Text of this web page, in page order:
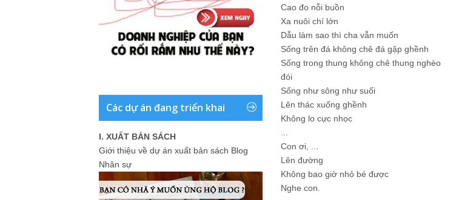
Các dự án đang triển khai
I. XUẤT BẢN SÁCH
Giới thiệu về dự án xuất bản sách Blog
Nhân sự
Cao đo nỗi buồn
Xa nuôi chí lớn
Dẫu làm sao thì cha vẫn muốn
Sống trên đá không chê đá gập ghềnh
Sống trong thung không chê thung nghèo
đói
Sống như sông như suối
Lên thác xuống ghềnh
Không lo cực nhọc
Con ơi, ...
Lên đường
Không bao giờ nhỏ bé được
Nghe con.